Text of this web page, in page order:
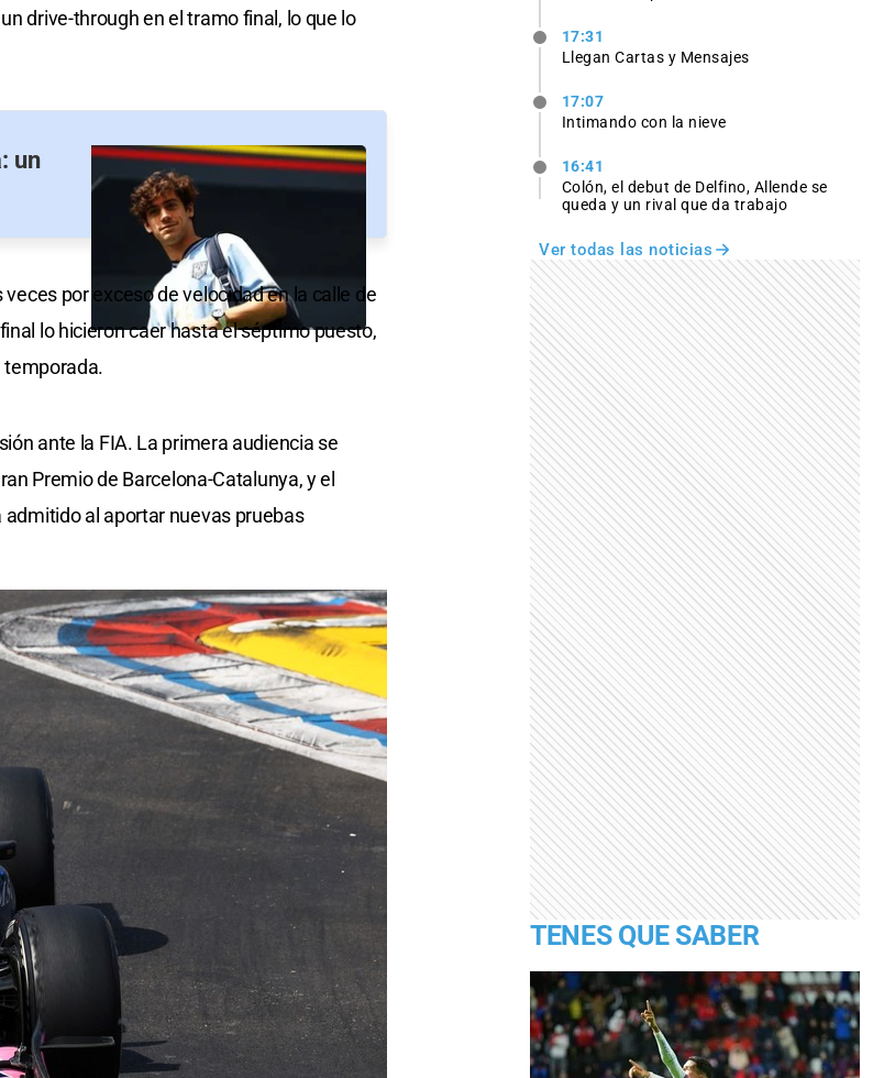
drive-through en el tramo final, lo que lo
un
por exceso de velocidad en la calle de
lo hicieron caer hasta el séptimo puesto,
temporada.
ante la FIA. La primera audiencia se
Premio de Barcelona-Catalunya, y el
al aportar nuevas pruebas
17:31
Llegan Cartas y Mensajes
17:07
Intimando con la nieve
16:41
Colón, el debut de Delfino, Allende se
queda y un rival que da trabajo
Ver todas las noticias
TENES QUE SABER